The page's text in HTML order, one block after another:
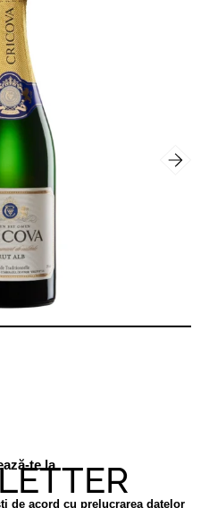
te la
de acord cu prelucrarea datelor